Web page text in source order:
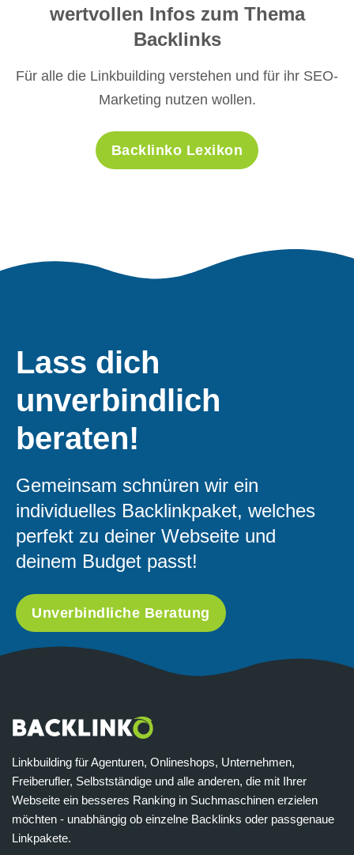
wertvollen Infos zum Thema
Backlinks
Für alle die Linkbuilding verstehen und für ihr SEO-
Marketing nutzen wollen.
Backlinko Lexikon
Lass dich
unverbindlich
beraten!
Gemeinsam schnüren wir ein
individuelles Backlinkpaket, welches
perfekt zu deiner Webseite und
deinem Budget passt!
Unverbindliche Beratung
Linkbuilding für Agenturen, Onlineshops, Unternehmen,
Freiberufler, Selbstständige und alle anderen, die mit Ihrer
Webseite ein besseres Ranking in Suchmaschinen erzielen
möchten - unabhängig ob einzelne Backlinks oder passgenaue
Linkpakete.